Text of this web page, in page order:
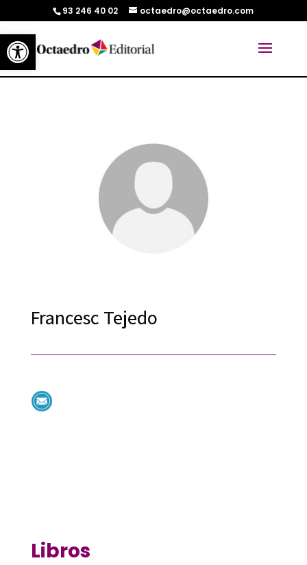
Abrir barra de herramientas
93 246 40 02 octaedro@octaedro.com
Francesc Tejedo
Libros